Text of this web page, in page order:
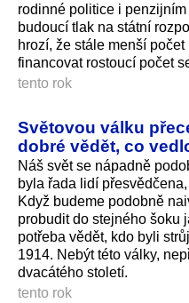
rodinné politice i
budoucí tlak na státní
hrozí, že stále menší
financovat rostoucí počet
tento rok
Světovou válku
dobré vědět, co
Náš svět se nápadně
byla řada lidí
Když budeme podobně
probudit do stejného šoku
potřeba vědět, kdo byli
1914. Nebýt této války,
dvacátého století.
tento rok